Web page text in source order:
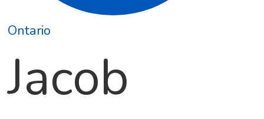
Ontario
Jacob